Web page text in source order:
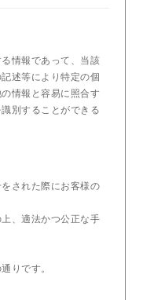
情報であって、当該
述等により特定の個
情報と容易に照合す
別することができる
された際にお客様の
、適法かつ公正な手
りです。